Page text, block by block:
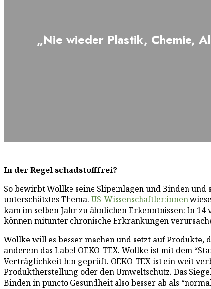
„Nie wieder Plastik, Chemie,
In der Regel schadstofffrei?
So bewirbt Wollke seine Slipeinlagen und Binden
unterschätztes Thema. US-Wissenschaftler:innen
kam im selben Jahr zu ähnlichen Erkenntnissen: In
können mitunter chronische Erkrankungen
Wollke will es besser machen und setzt auf
anderem das Label OEKO-TEX. Wollke ist mit dem
Verträglichkeit hin geprüft. OEKO-TEX ist ein weit
Produktherstellung oder den Umweltschutz. Das
Binden in puncto Gesundheit also besser ab als